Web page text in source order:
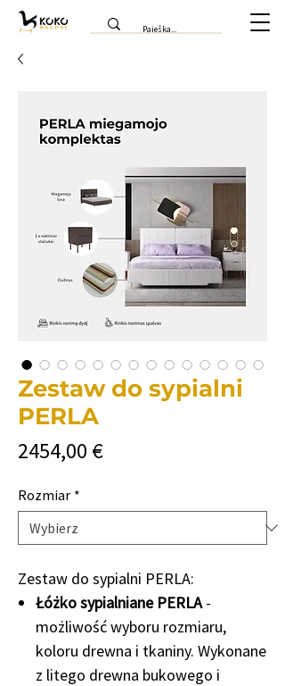
Zestaw do sypialni
PERLA
2454,00 €Cena
Rozmiar *
Zestaw do sypialni PERLA:
Łóżko sypialniane PERLA-
możliwość wyboru rozmiaru,
koloru drewna i tkaniny. Wykonane
z litego drewna bukowego i